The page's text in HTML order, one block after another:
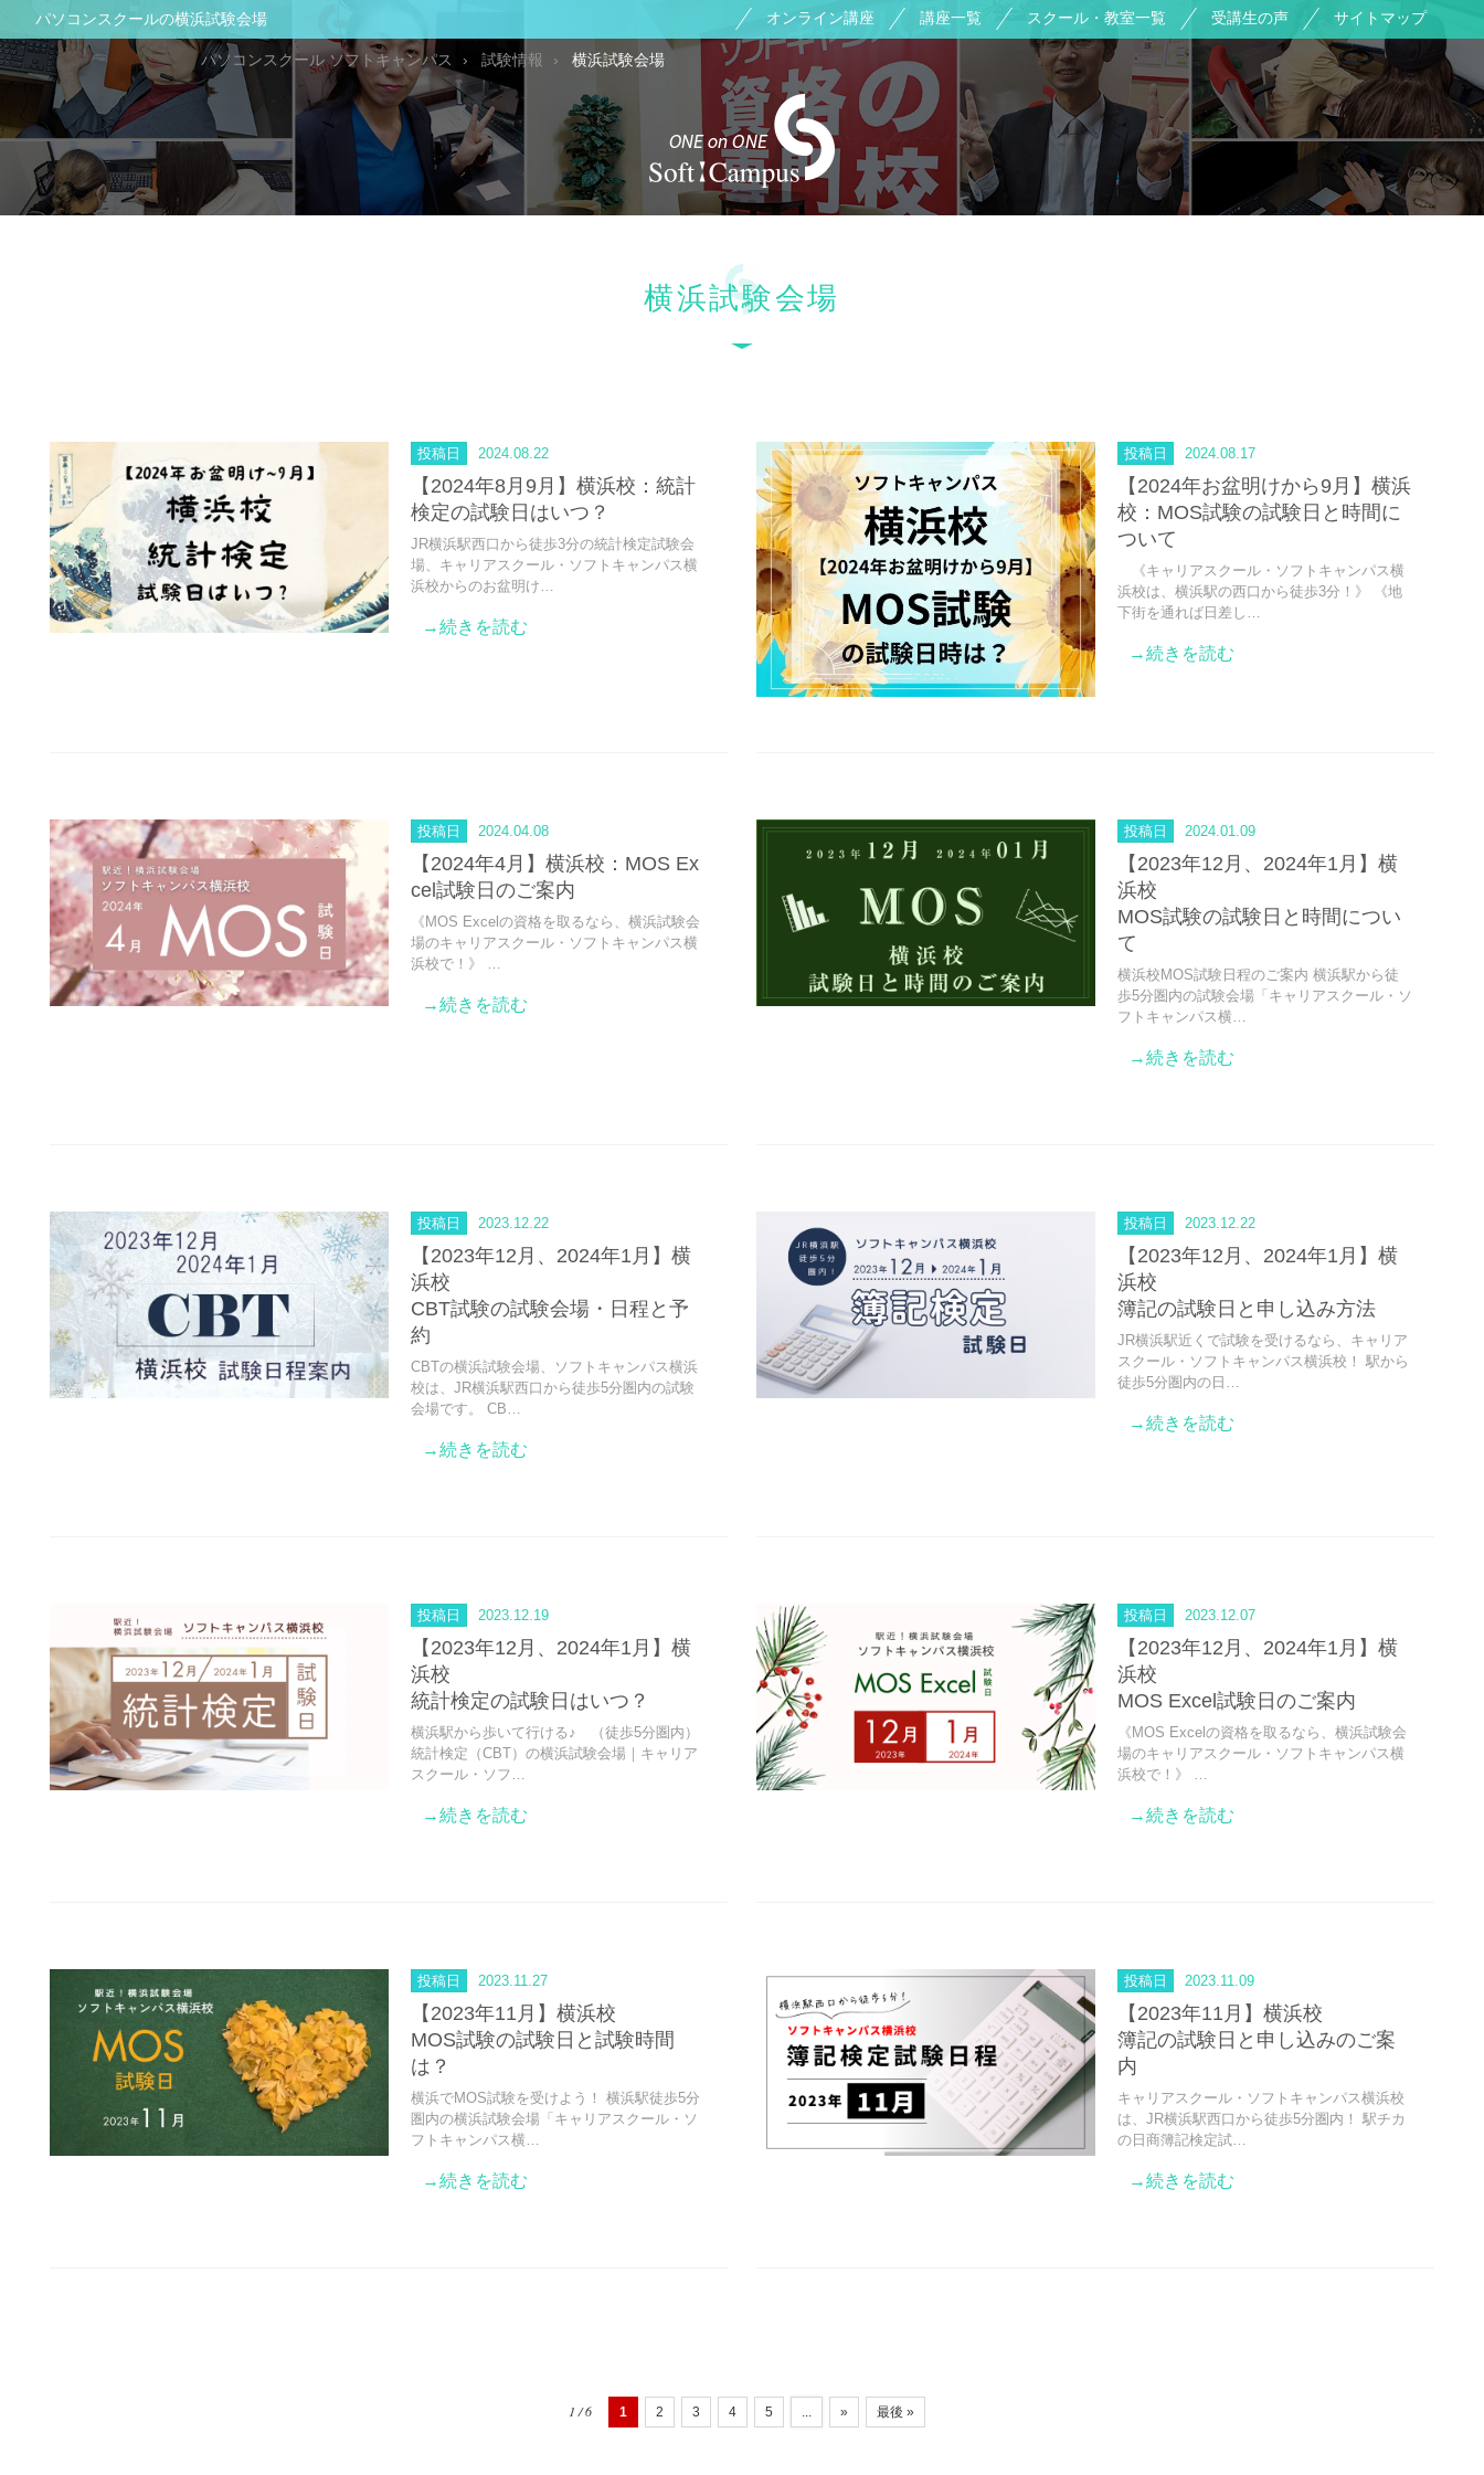
パソコンスクールの横浜試験会場 オンライン講座 講座一覧 スクール・教室一覧 受講生の声 サイトマップ
パソコンスクール ソフトキャンパス 試験情報 横浜試験会場
横浜試験会場
投稿日 2024.08.22
【2024年8月9月】横浜校：統計
検定の試験日はいつ？
JR横浜駅西口から徒歩3分の統計検定試験会
場、キャリアスクール・ソフトキャンパス横
浜校からのお盆明け…
→続きを読む
投稿日 2024.08.17
【2024年お盆明けから9月】横浜
校：MOS試験の試験日と時間に
ついて
《キャリアスクール・ソフトキャンパス横
浜校は、横浜駅の西口から徒歩3分！》 《地
下街を通れば日差し…
→続きを読む
投稿日 2024.04.08
【2024年4月】横浜校：MOS Ex
cel試験日のご案内
《MOS Excelの資格を取るなら、横浜試験会
場のキャリアスクール・ソフトキャンパス横
浜校で！》 …
→続きを読む
投稿日 2024.01.09
【2023年12月、2024年1月】横
浜校
MOS試験の試験日と時間につい
て
横浜校MOS試験日程のご案内 横浜駅から徒
歩5分圏内の試験会場「キャリアスクール・ソ
フトキャンパス横…
→続きを読む
投稿日 2023.12.22
【2023年12月、2024年1月】横
浜校
CBT試験の試験会場・日程と予
約
CBTの横浜試験会場、ソフトキャンパス横浜
校は、JR横浜駅西口から徒歩5分圏内の試験
会場です。 CB…
→続きを読む
投稿日 2023.12.22
【2023年12月、2024年1月】横
浜校
簿記の試験日と申し込み方法
JR横浜駅近くで試験を受けるなら、キャリア
スクール・ソフトキャンパス横浜校！ 駅から
徒歩5分圏内の日…
→続きを読む
投稿日 2023.12.19
【2023年12月、2024年1月】横
浜校
統計検定の試験日はいつ？
横浜駅から歩いて行ける♪ （徒歩5分圏内）
統計検定（CBT）の横浜試験会場｜キャリア
スクール・ソフ…
→続きを読む
投稿日 2023.12.07
【2023年12月、2024年1月】横
浜校
MOS Excel試験日のご案内
《MOS Excelの資格を取るなら、横浜試験会
場のキャリアスクール・ソフトキャンパス横
浜校で！》 …
→続きを読む
投稿日 2023.11.27
【2023年11月】横浜校
MOS試験の試験日と試験時間
は？
横浜でMOS試験を受けよう！ 横浜駅徒歩5分
圏内の横浜試験会場「キャリアスクール・ソ
フトキャンパス横…
→続きを読む
投稿日 2023.11.09
【2023年11月】横浜校
簿記の試験日と申し込みのご案
内
キャリアスクール・ソフトキャンパス横浜校
は、JR横浜駅西口から徒歩5分圏内！ 駅チカ
の日商簿記検定試…
→続きを読む
1 / 6 1 2 3 4 5 » 最後 »